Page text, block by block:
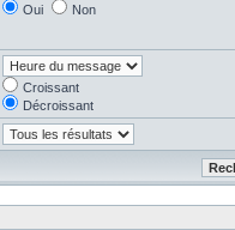
Oui Non
Croissant
Décroissant